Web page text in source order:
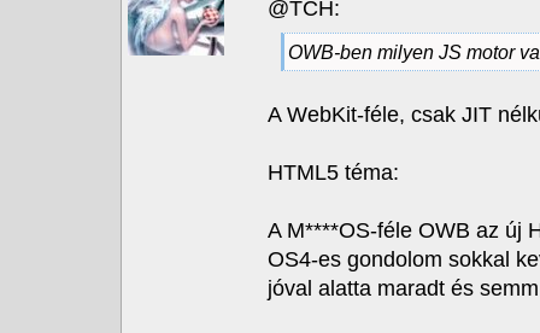
@TCH:
OWB-ben milyen JS motor
A WebKit-féle, csak JIT
HTML5 téma:
A M****OS-féle OWB az új
OS4-es gondolom sokkal
jóval alatta maradt és